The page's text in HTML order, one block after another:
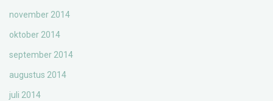
november 2014
oktober 2014
september 2014
augustus 2014
juli 2014